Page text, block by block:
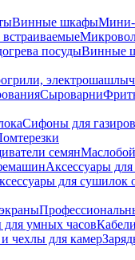
Винные шкафыМини-
посудыВинные
Сыроварни
Сифоны для
семян
Аксессуары
для сушилок
для умных часов
чехлы для камер